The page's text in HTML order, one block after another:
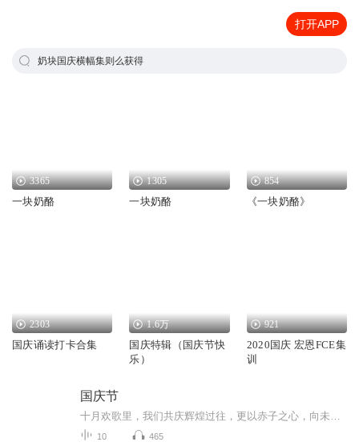
打开APP
奶块国庆横幅集则么获得
3365
一块奶酪
1305
一块奶酪
854
《一块奶酪》
2303
国庆诵读打卡合集
1.6万
国庆特辑（国庆节快
乐）
921
2020国庆 宏恩FCE集
训
国庆节
10 465